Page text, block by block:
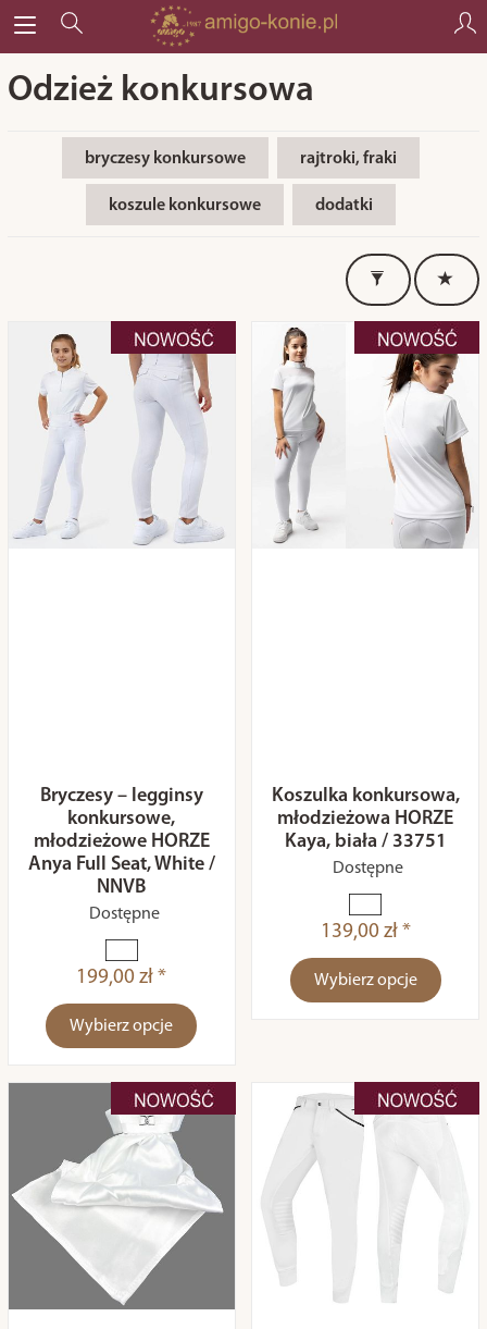
Odzież konkursowa
bryczesy konkursowe rajtroki, fraki
koszule konkursowe dodatki
Bryczesy – legginsy
konkursowe,
młodzieżowe HORZE
Anya Full Seat, White /
NNVB
Dostępne
199,00 zł *
Wybierz opcje
Koszulka konkursowa,
młodzieżowa HORZE
Kaya, biała / 33751
Dostępne
139,00 zł *
Wybierz opcje